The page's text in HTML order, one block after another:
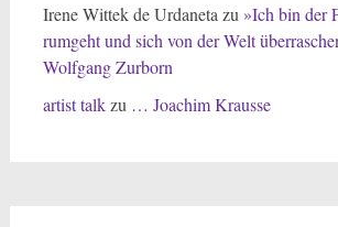
Irene Wittek de Urdanetazu »Ich bin der
rumgeht und sich von der Welt
Wolfgang Zurborn
artist talkzu … Joachim Krausse